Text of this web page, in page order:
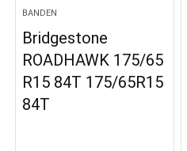
BANDEN
Bridgestone
ROADHAWK 175/65
R15 84T 175/65R15
84T